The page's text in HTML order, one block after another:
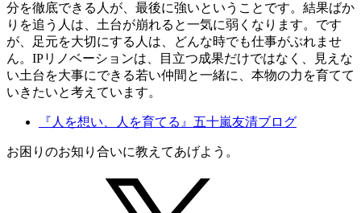
分を徹底できる人が、最後に強いということです。結果ばか
りを追う人は、土台が崩れると一気に弱くなります。です
が、足元を大切にする人は、どんな時でも仕事がぶれませ
ん。IPリノベーションは、目立つ成果だけではなく、見えな
い土台を大事にできる若い仲間と一緒に、本物の力を育てて
いきたいと考えています。
『人を想い、人を育てる』五十嵐友清ブログ
お困りのお知り合いに教えてあげよう。